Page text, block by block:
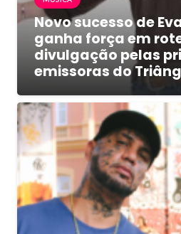
Novo sucesso de
ganha força em
divulgação pelas
emissoras do